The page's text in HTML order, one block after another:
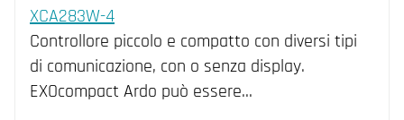
XCA283W-4
Controllore piccolo e compatto con diversi tipi
di comunicazione, con o senza display.
EXOcompact Ardo può essere…